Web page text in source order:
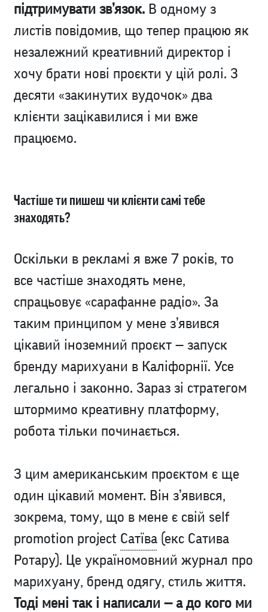
підтримувати зв’язок. В одному з
листів повідомив, що тепер працюю як
незалежний креативний директор і
хочу брати нові проєкти у цій ролі. З
десяти «закинутих вудочок» два
клієнти зацікавилися і ми вже
працюємо.
Частіше ти пишеш чи клієнти самі тебе
знаходять?
Оскільки в рекламі я вже 7 років, то
все частіше знаходять мене,
спрацьовує «сарафанне радіо». За
таким принципом у мене з’явився
цікавий іноземний проєкт — запуск
бренду марихуани в Каліфорнії. Усе
легально і законно. Зараз зі стратегом
штормимо креативну платформу,
робота тільки починається.
З цим американським проєктом є ще
один цікавий момент. Він з’явився,
зокрема, тому, що в мене є свій self
promotion project Сатїва(екс Сатива
Ротару). Це україномовний журнал про
марихуану, бренд одягу, стиль життя.
Тоді мені так і написали — а до кого ми